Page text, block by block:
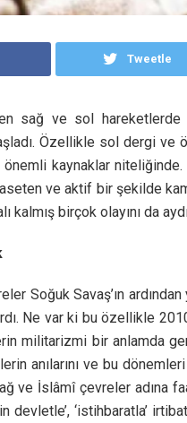
Tweetle
sağ ve sol hareketlerde
Özellikle sol dergi ve
önemli kaynaklar
ve aktif bir şekilde
kalmış birçok olayını da
Soğuk Savaş’ın
Ne var ki bu özellikle
militarizmi bir anlamda
anılarını ve bu
ve İslâmî çevreler adına
devletle’, ‘istihbaratla’